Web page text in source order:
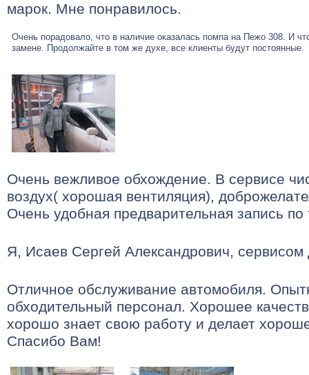
марок. Мне понравилось.
Очень порадовало, что в наличие оказалась помпа на Пежо 308. И
замене. Продолжайте в том же духе, все клиенты будут постоянные.
Очень вежливое обхождение. В сервисе
воздух( хорошая вентиляция),
Очень удобная предварительная запись
Я, Исаев Сергей Александрович, сервисом
Отличное обслуживание автомобиля.
обходительный персонал. Хорошее
хорошо знает свою работу и делает
Спасибо Вам!